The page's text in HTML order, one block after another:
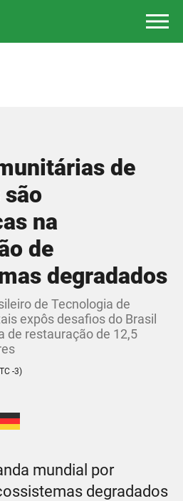
de
na
de
degradados
de Tecnologia de
expôs desafios do Brasil
de restauração de 12,5
-3)
mundial por
degradados